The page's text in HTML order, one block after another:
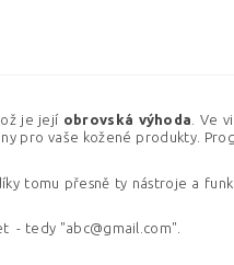
je její obrovská výhoda . Ve
pro vaše kožené produkty.
tomu přesně ty nástroje a
- tedy "abc@gmail.com".